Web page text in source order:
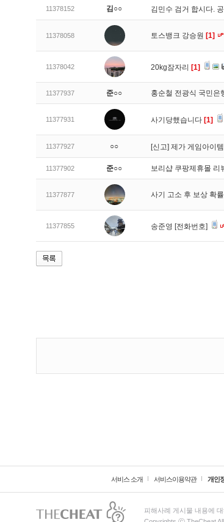
11378152 김○○ 김민수 검거 합시다.
11378058 토스뱅크 강승원 [1]
11378042 20kg잠자리 [1]
11377937 준○○ 홍순철 전광식 국민은
11377931 사기당했습니다 [1]
11377927 ○○ [신고] 제가 게임아이
11377902 준○○ 보리샵 쿠팡제휴몰 리
11377877 사기 고소 후 보상 확
11377855 송준영 [전화번호]
서비스 소개 서비스이용약관 개인
피해사례 게시물 내용에